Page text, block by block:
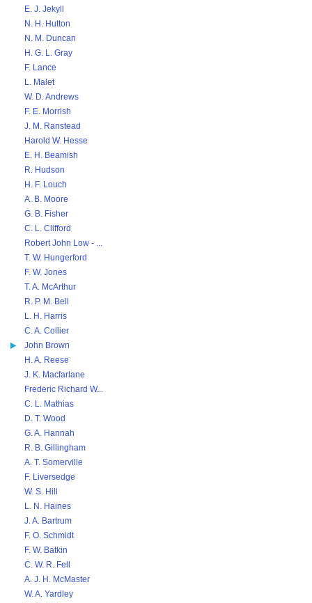
E. J. Jekyll
N. H. Hutton
N. M. Duncan
H. G. L. Gray
F. Lance
L. Malet
W. D. Andrews
F. E. Morrish
J. M. Ranstead
Harold W. Hesse
E. H. Beamish
R. Hudson
H. F. Louch
A. B. Moore
G. B. Fisher
C. L. Clifford
Robert John Low - ...
T. W. Hungerford
F. W. Jones
T. A. McArthur
R. P. M. Bell
L. H. Harris
C. A. Collier
John Brown
H. A. Reese
J. K. Macfarlane
Frederic Richard W...
C. L. Mathias
D. T. Wood
G. A. Hannah
R. B. Gillingham
A. T. Somerville
F. Liversedge
W. S. Hill
L. N. Haines
J. A. Bartrum
F. O. Schmidt
F. W. Batkin
C. W. R. Fell
A. J. H. McMaster
W. A. Yardley